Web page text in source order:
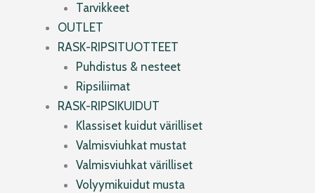
Tarvikkeet
OUTLET
RASK-RIPSITUOTTEET
Puhdistus & nesteet
Ripsiliimat
RASK-RIPSIKUIDUT
Klassiset kuidut värilliset
Valmisviuhkat mustat
Valmisviuhkat värilliset
Volyymikuidut musta